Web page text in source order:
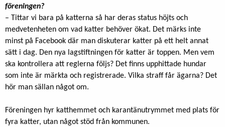
föreningen?
– Tittar vi bara på katterna så har deras status höjts och
medvetenheten om vad katter behöver ökat. Det märks inte
minst på Facebook där man diskuterar katter på ett helt annat
sätt i dag. Den nya lagstiftningen för katter är toppen. Men vem
ska kontrollera att reglerna följs? Det finns upphittade hundar
som inte är märkta och registrerade. Vilka straff får ägarna? Det
hör man sällan något om.
Föreningen hyr katthemmet och karantänutrymmet med plats för
fyra katter, utan något stöd från kommunen.